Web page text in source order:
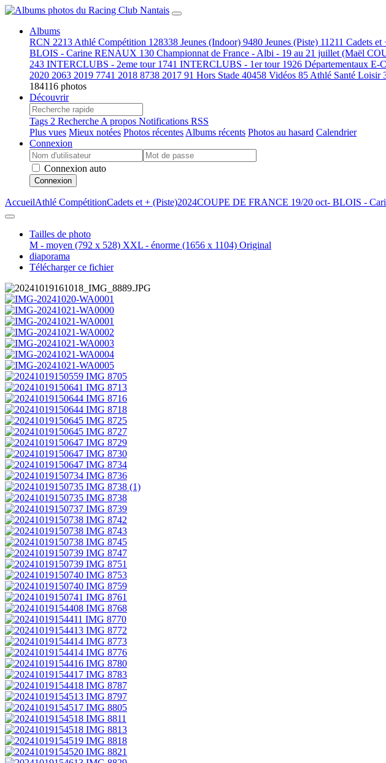
Albums
RCN 2213 Athlé Compétition 128338 Jeunes (Indoor) 9480 Jeunes (Piste) 11211 Cadets et
BLOIS - Carine RENAUX 130 Championnat de France - Albi - 19 au 21 juillet (Maël
243 INTERCLUBS - 2eme tour 1741 INTERCLUBS - 1er tour 1926 Départementaux E-
2020 2063 2019 7741 2018 8738 2017 91 Hors Stade 40458 Vidéos 85 Athlé Santé Loisir
184116 photos
Découvrir
Tags 2 Recherche A propos Notifications RSS
Plus vues Mieux notées Photos récentes Albums récents Photos au hasard Calendrier
Connexion
Connexion auto
Connexion
AccueilAthlé CompétitionCadets et + (Piste)2024COUPE DE FRANCE 19/20 oct- BLOIS -
Tailles de photo
M - moyen (792 x 528) XXL - énorme (1656 x 1104) Original
diaporama
Télécharger ce fichier